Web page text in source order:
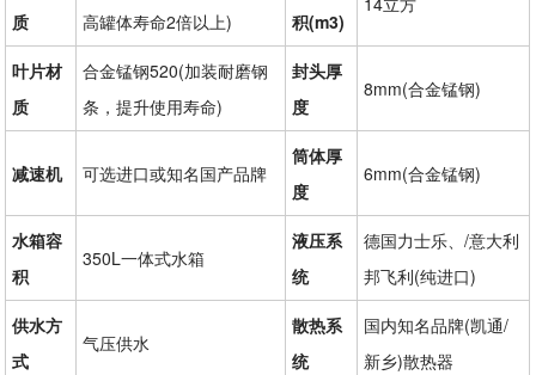
质
高罐体寿命2倍以上)
积(m3)
叶片材
质
合金锰钢520(加装耐磨钢
条，提升使用寿命)
封头厚
度
8mm(合金锰钢)
减速机 可选进口或知名国产品牌
筒体厚
度
6mm(合金锰钢)
水箱容
积
350L一体式水箱
液压系
统
德国力士乐、/意大利
邦飞利(纯进口)
供水方
式
气压供水
散热系
统
国内知名品牌(凯通/
新乡)散热器